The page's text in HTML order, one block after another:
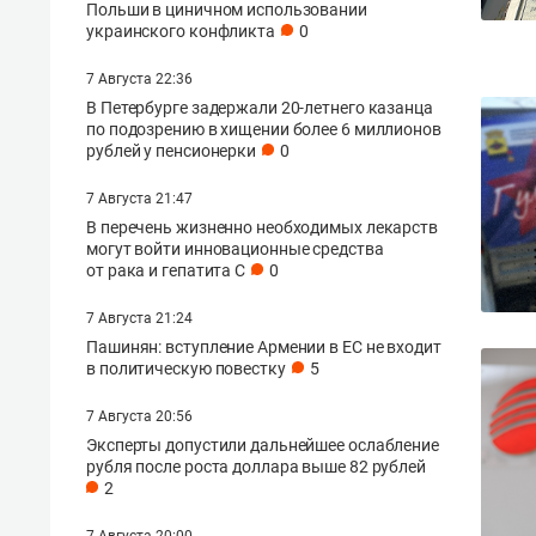
Польши в циничном использовании
украинского конфликта
0
7 Августа 22:36
В Петербурге задержали 20-летнего казанца
по подозрению в хищении более 6 миллионов
рублей у пенсионерки
0
7 Августа 21:47
В перечень жизненно необходимых лекарств
могут войти инновационные средства
от рака и гепатита С
0
7 Августа 21:24
Пашинян: вступление Армении в ЕС не входит
в политическую повестку
5
7 Августа 20:56
Эксперты допустили дальнейшее ослабление
рубля после роста доллара выше 82 рублей
2
дарите
вместе с арт-
БИЗОN
перейти в